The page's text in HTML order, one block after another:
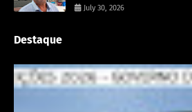
July 30, 2026
Destaque